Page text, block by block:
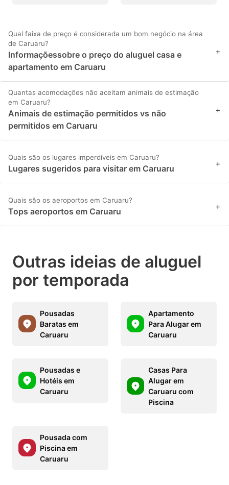
Qual faixa de preço é considerada um bom negócio na área
de Caruaru?
Informaçõessobre o preço do aluguel casa e
apartamento em Caruaru
+
Quantas acomodações não aceitam animais de estimação
em Caruaru?
Animais de estimação permitidos vs não
permitidos em Caruaru
+
Quais são os lugares imperdíveis em Caruaru?
Lugares sugeridos para visitar em Caruaru +
Quais são os aeroportos em Caruaru?
Tops aeroportos em Caruaru +
Outras ideias de aluguel
por temporada
Pousadas
Baratas em
Caruaru
Apartamento
Para Alugar em
Caruaru
Pousadas e
Hotéis em
Caruaru
Casas Para
Alugar em
Caruaru com
Piscina
Pousada com
Piscina em
Caruaru